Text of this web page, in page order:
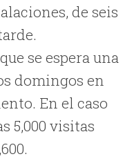
de seis
se espera una
domingos en
En el caso
5,000 visitas